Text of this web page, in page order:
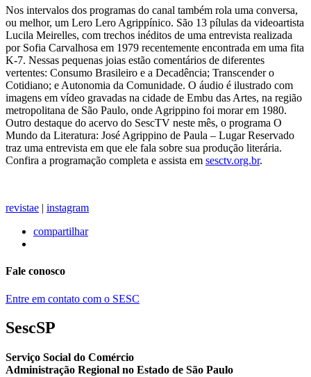
Nos intervalos dos programas do canal também rola uma conversa,
ou melhor, um Lero Lero Agrippínico. São 13 pílulas da videoartista
Lucila Meirelles, com trechos inéditos de uma entrevista realizada
por Sofia Carvalhosa em 1979 recentemente encontrada em uma fita
K-7. Nessas pequenas joias estão comentários de diferentes
vertentes: Consumo Brasileiro e a Decadência; Transcender o
Cotidiano; e Autonomia da Comunidade. O áudio é ilustrado com
imagens em vídeo gravadas na cidade de Embu das Artes, na região
metropolitana de São Paulo, onde Agrippino foi morar em 1980.
Outro destaque do acervo do SescTV neste mês, o programa O
Mundo da Literatura: José Agrippino de Paula – Lugar Reservado
traz uma entrevista em que ele fala sobre sua produção literária.
Confira a programação completa e assista em sesctv.org.br.
revistae | instagram
compartilhar
Fale conosco
Entre em contato com o SESC
SescSP
Serviço Social do Comércio
Administração Regional no Estado de São Paulo